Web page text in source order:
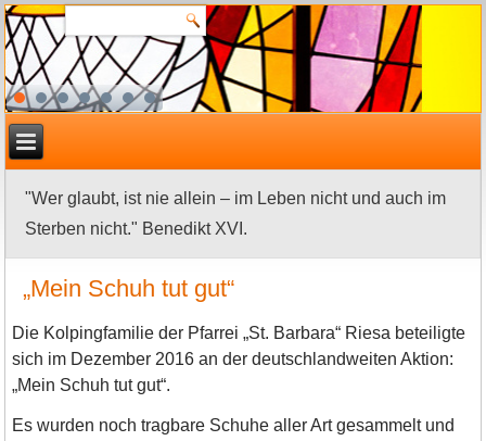
"Wer glaubt, ist nie allein – im Leben nicht und auch im
Sterben nicht." Benedikt XVI.
„Mein Schuh tut gut“
Die Kolpingfamilie der Pfarrei „St. Barbara“ Riesa beteiligte
sich im Dezember 2016 an der deutschlandweiten Aktion:
„Mein Schuh tut gut“.
Es wurden noch tragbare Schuhe aller Art gesammelt und